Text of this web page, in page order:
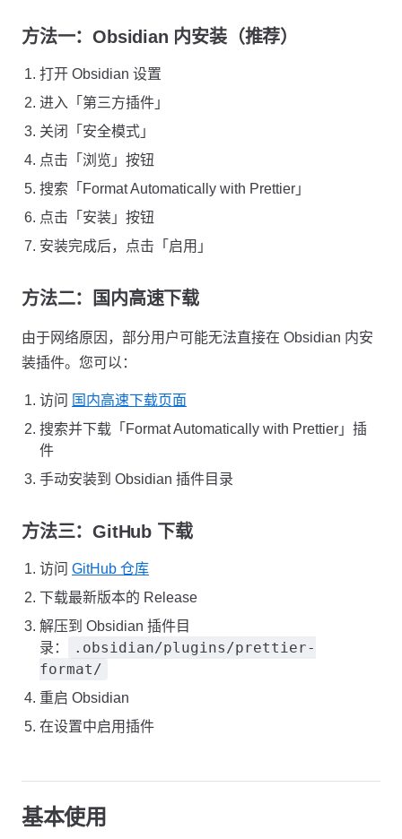
方法一：Obsidian 内安装（推荐）
打开 Obsidian 设置
进入「第三方插件」
关闭「安全模式」
点击「浏览」按钮
搜索「Format Automatically with Prettier」
点击「安装」按钮
安装完成后，点击「启用」
方法二：国内高速下载
由于网络原因，部分用户可能无法直接在 Obsidian 内安
装插件。您可以：
访问 国内高速下载页面
搜索并下载「Format Automatically with Prettier」插
件
手动安装到 Obsidian 插件目录
方法三：GitHub 下载
访问 GitHub 仓库
下载最新版本的 Release
解压到 Obsidian 插件目
录：
.obsidian/plugins/prettier-
format/
重启 Obsidian
在设置中启用插件
基本使用